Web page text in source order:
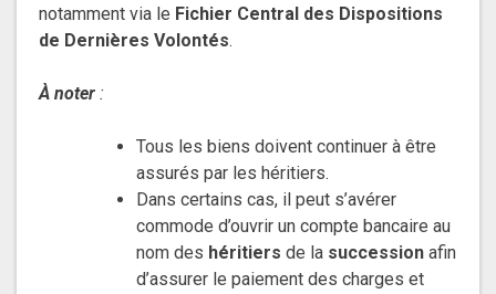
notamment via le Fichier Central des Dispositions
de Dernières Volontés.
À noter :
Tous les biens doivent continuer à être
assurés par les héritiers.
Dans certains cas, il peut s’avérer
commode d’ouvrir un compte bancaire au
nom des héritiers de la succession afin
d’assurer le paiement des charges et